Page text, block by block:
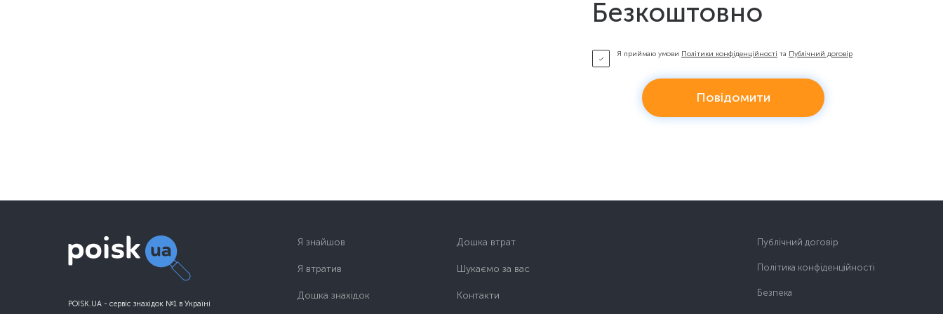
Безкоштовно
Я приймаю умови Політики конфіденційності та Публічний договір
Повідомити
POISK.UA - сервіс знахідок №1 в Україні
Я знайшов
Я втратив
Дошка знахідок
Дошка втрат
Шукаємо за вас
Контакти
Публічний договір
Політика конфіденційності
Безпека